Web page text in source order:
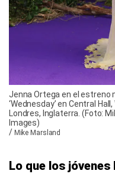
Jenna Ortega en el estreno
‘Wednesday’ en Central
Londres, Inglaterra. (Foto:
Images)
/ Mike Marsland
Lo que los